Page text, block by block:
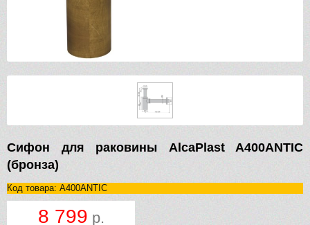
Сифон для раковины AlcaPlast A400ANTIC
(бронза)
Код товара: A400ANTIC
8 799 р.